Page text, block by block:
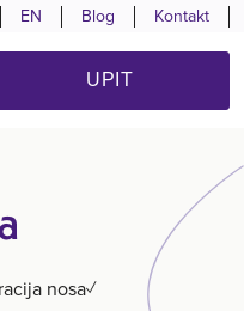
EN Blog Kontakt
UPIT
nosa✓